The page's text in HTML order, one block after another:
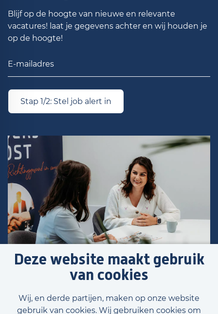
Deze website maakt gebruik
van cookies
Wij, en derde partijen, maken op onze website
gebruik van cookies. Wij gebruiken cookies om
Blijf op de hoogte van nieuwe en relevante
vacatures! laat je gegevens achter en wij houden je
op de hoogte!
Stap 1/2: Stel job alert in